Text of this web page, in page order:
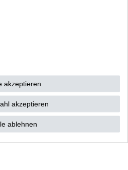
Hiflo Yamaha YZ 250 4XL CG 1997 -
MwSt.zzgl.
akzeptieren
akzeptieren
ablehnen